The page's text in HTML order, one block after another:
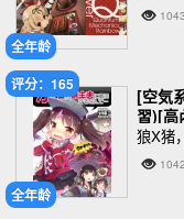
全年龄
全年龄
评分：165
[空気
習)[高
(艦隊
狼X猪